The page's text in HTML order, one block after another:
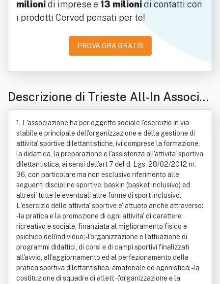
milionidi imprese e 13 milionidi contatti con
i prodotti Cerved pensati per te!
PROVA ORA GRATIS
Descrizione di Trieste All-In Associaz
ione Sportiva Dilettantistica
1. L'associazione ha per oggetto sociale l'esercizio in via
stabile e principale dell'organizzazione e della gestione di
attivita' sportive dilettantistiche, ivi comprese la formazione,
la didattica, la preparazione e l'assistenza all'attivita' sportiva
dilettantistica, ai sensi dell'art 7 del d. Lgs. 28/02/2012 nr.
36, con particolare ma non esclusivo riferimento alle
seguenti discipline sportive: baskin (basket inclusivo) ed
altresi' tutte le eventuali altre forme di sport inclusivo.
L'esercizio delle attivita' sportive e' attuato anche attraverso:
- la pratica e la promozione di ogni attivita' di carattere
ricreativo e sociale, finanziata al miglioramento fisico e
psichico dell'individuo; - l'organizzazione e l'attuazione di
programmi didattici, di corsi e di campi sportivi finalizzati
all'avvio, all'aggiornamento ed al perfezionamento della
pratica sportiva dilettantistica, amatoriale ed agonistica; - la
costituzione di squadre di atleti; - l'organizzazione e la